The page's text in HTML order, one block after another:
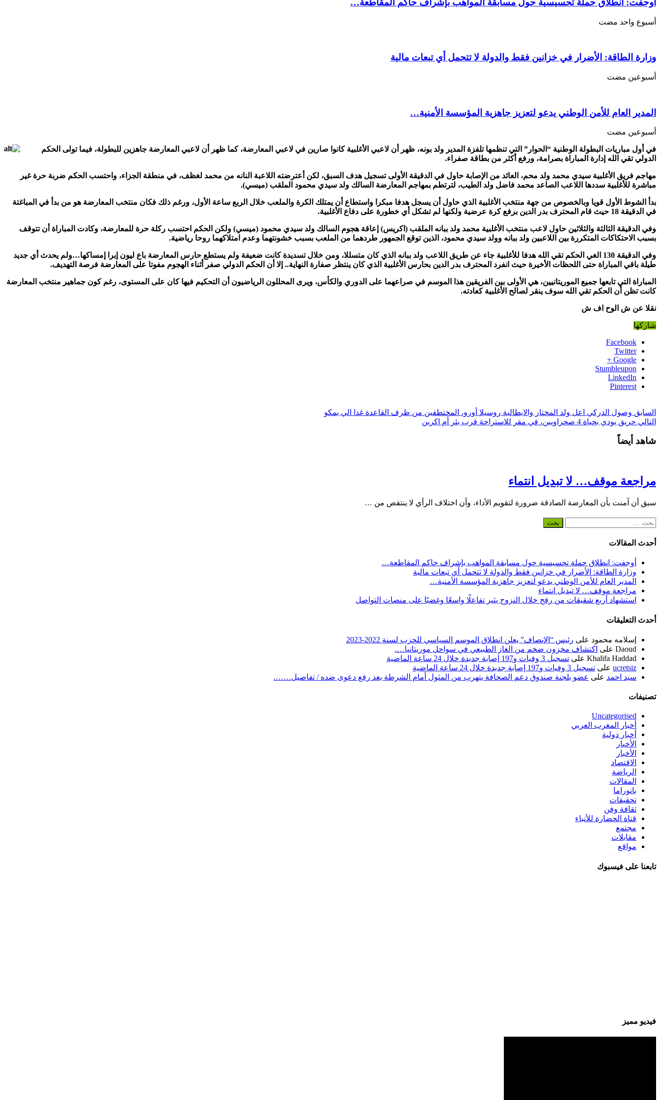
الأغلبية
والمعارضة
أوجفت: انطلاق حملة تحسيسية حول مسابقة المواهب بإشراف حاكم المقاطعة…
‏أسبوع واحد مضت
وزارة الطاقة: الأضرار في خزانين فقط والدولة لا تتحمل أي تبعات مالية
‏أسبوعين مضت
المدير العام للأمن الوطني يدعو لتعزيز جاهزية المؤسسة الأمنية…
‏أسبوعين مضت
في أول مباريات البطولة الوطنية “الحوار” التي تنظمها تلفزة المدير ولد بونه، ظهر أن لاعبي الأغلبية كانوا صارين في لاعبي المعارضة، كما ظهر أن لاعبي المعارضة جاهزين للبطولة، فيما تولى الحكم
الدولي تقي الله إدارة المباراة بصرامة، ورفع أكثر من بطاقة صفراء.
مهاجم فريق الأغلبية سيدي محمد ولد محم، العائد من الإصابة حاول في الدقيقة الأولى تسجيل هدف السبق، لكن أعترضته اللاعبة النانه من محمد لغظف، في منطقة الجزاء، واحتسب الحكم ضربة حرة غير
مباشرة للأغلبية سددها اللاعب الصاعد محمد فاضل ولد الطيب، لترتطم بمهاجم المعارضة السالك ولد سيدي محمود الملقب (ميسي).
بدأ الشوط الأول قويا وبالخصوص من جهة منتخب الأغلبية الذي حاول أن يسجل هدفا مبكرا واستطاع أن يمتلك الكرة والملعب خلال الربع ساعة الأول، ورغم ذلك فكان منتخب المعارضة هو من بدأ في المباغتة
في الدقيقة 18 حيث قام المحترف بدر الدين برفع كرة عرضية ولكنها لم تشكل أي خطورة على دفاع الأغلبية
.
وفي الدقيقة الثالثة والثلاثين حاول لاعب منتخب الأغلبية محمد ولد ببانه الملقب (اكريس) إعاقة هجوم السالك ولد سيدي محمود (ميسي) ولكن الحكم احتسب ركلة حرة للمعارضة، وكادت المباراة أن تتوقف
بسبب الاحتكاكات المتكررة بين اللاعبين ولد ببانه وولد سيدي محمود، الذين توقع الجمهور طردهما من الملعب بسبب خشونتهما وعدم امتلاكهما روحا رياضية.
وفي الدقيقة 130 الغي الحكم تقي الله هدفا للأغلبية جاء عن طريق اللاعب ولد ببانه الذي كان متسللا، ومن خلال تسديدة كانت ضعيفة ولم يستطع حارس المعارضة باع ليون إبرا إمساكها…ولم يحدث أي جديد
طيلة باقي المباراة حتى اللحظات الأخيرة حيث انفرد المحترف بدر الدين بحارس الأغلبية الذي كان ينتظر صفارة النهاية.. إلا أن الحكم الدولي صفر أثناء الهجوم مفوتا على المعارضة فرصة التهديف.
المباراة التي تابعها جميع الموريتانيين، هي الأولى بين الفريقين هذا الموسم في صراعهما على الدوري والكأس، ويرى المحللون الرياضيون أن التحكيم فيها كان على المستوى، رغم كون جماهير منتخب المعارضة
كانت تظن أن الحكم تقي الله سوف ينقر لصالح الأغلبية كعادته.
نقلا عن ش الوح اف ش
شاركها
Facebook
Twitter
Google +
Stumbleupon
LinkedIn
Pinterest
السابق وصول الدركي اعل ولد المختار والايطالية روسيلا أورو، المختطفين من طرف القاعدة غدا الي بمكو
التالي حريق يودي بحياة 4 صحراويين، في مقر للاستراحة قرب بئر أم اكرين
شاهد أيضاً
مراجعة موقف… لا تبديل انتماء
سبق أن آمنت بأن المعارضة الصادقة ضرورة لتقويم الأداء، وأن اختلاف الرأي لا ينتقص من …
البحث
أحدث المقالات
أوجفت: انطلاق حملة تحسيسية حول مسابقة المواهب بإشراف حاكم المقاطعة…
وزارة الطاقة: الأضرار في خزانين فقط والدولة لا تتحمل أي تبعات مالية
المدير العام للأمن الوطني يدعو لتعزيز جاهزية المؤسسة الأمنية…
مراجعة موقف… لا تبديل انتماء
استشهاد أربع شقيقات من رفح خلال النزوح يثير تفاعلًا واسعًا وغضبًا على منصات التواصل
أحدث التعليقات
إسلامه محمود على رئيس “الإنصاف” يعلن انطلاق الموسم السياسي للحزب لسنة 2022-2023
Daoud على اكتشاف مخزون ضخم من الغاز الطبيعي في سواحل موريتانيا….
Khalifa Haddad على تسجيل 3 وفيات و197 إصابة جديدة خلال 24 ساعة الماضية
ucretsiz على تسجيل 3 وفيات و197 إصابة جديدة خلال 24 ساعة الماضية
سيد احمد على عضو بلجنة صندوق دعم الصحافة يتهرب من المثول أمام الشرطة بعد رفع دعوى ضده / تفاصيل…….
تصنيفات
Uncategorised
أخبار المغرب العربي
أخبار دولية
الأخبار
الأخبار
الاقتصاد
الرياضة
المقالات
بانوراما
تحقيقات
ثقافة وفن
قناة الحضارة للأنباء
مجتمع
مقابلات
مواقع
تابعنا على فيسبوك
فيديو مميز